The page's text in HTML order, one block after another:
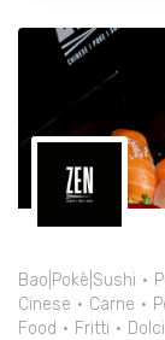
Bao|Pokè|Sushi
Cinese
Carne
Food
Fritti Dolci